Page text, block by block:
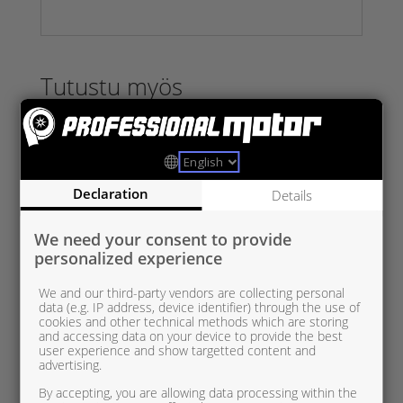
Tutustu myös
Declaration Details
We need your consent to provide
personalized experience
We and our third-party vendors are collecting personal
data (e.g. IP address, device identifier) through the use of
cookies and other technical methods which are storing
and accessing data on your device to provide the best
user experience and show targetted content and
advertising.
By accepting, you are allowing data processing within the